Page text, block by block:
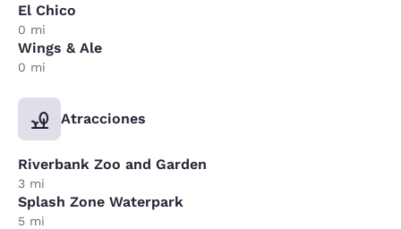
El Chico
0 mi
Wings & Ale
0 mi
Atracciones
Riverbank Zoo and Garden
3 mi
Splash Zone Waterpark
5 mi